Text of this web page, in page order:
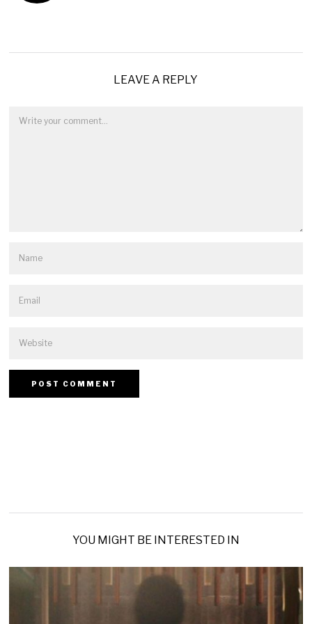
LEAVE A REPLY
YOU MIGHT BE INTERESTED IN